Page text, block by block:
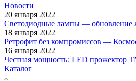
Новости
20 января 2022
Светодиодные лампы — обновление
18 января 2022
Ретрофит без компромиссов —
16 января 2022
Честная мощность: LED прожектор
Каталог